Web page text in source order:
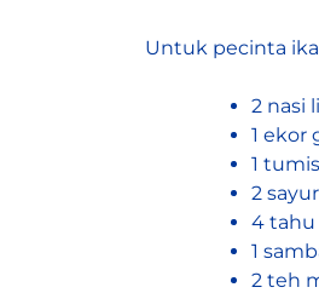
Untuk pecinta
2 nasi
1 ekor
1
2
4
1
2 teh